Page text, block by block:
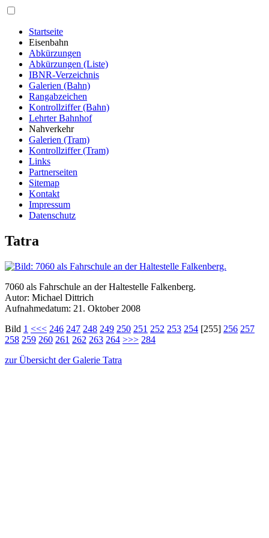
Startseite
Eisenbahn
Abkürzungen
Abkürzungen (Liste)
IBNR-Verzeichnis
Galerien (Bahn)
Rangabzeichen
Kontrollziffer (Bahn)
Lehrter Bahnhof
Nahverkehr
Galerien (Tram)
Kontrollziffer (Tram)
Links
Partnerseiten
Sitemap
Kontakt
Impressum
Datenschutz
Tatra
7060 als Fahrschule an der Haltestelle Falkenberg.
Autor: Michael Dittrich
Aufnahmedatum: 21. Oktober 2008
Bild 1 <<< 246 247 248 249 250 251 252 253 254 [255] 256 257
258 259 260 261 262 263 264 >>> 284
zur Übersicht der Galerie Tatra